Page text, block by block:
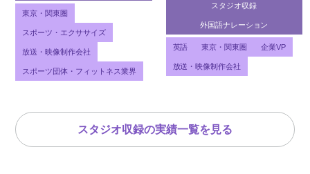
東京・関東圏
スポーツ・エクササイズ
放送・映像制作会社
スポーツ団体・フィットネス業界
スタジオ収録
外国語ナレーション
英語 東京・関東圏 企業VP
放送・映像制作会社
スタジオ収録の実績一覧を見る